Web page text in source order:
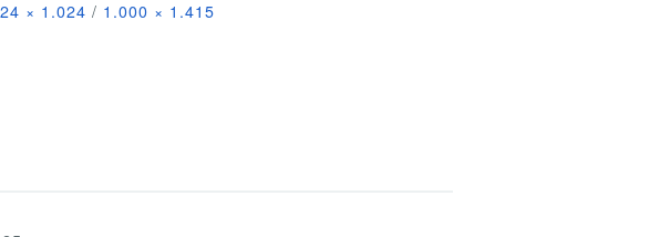
× 1.024 / 1.000 × 1.415